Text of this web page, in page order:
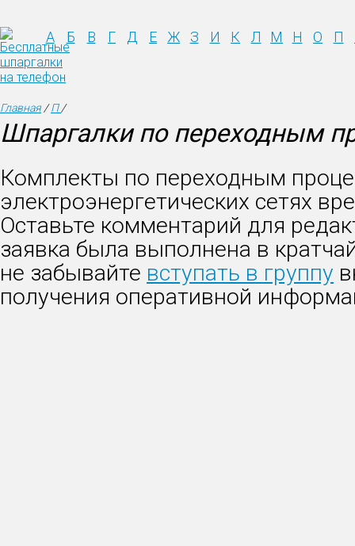
А Б В Г Д Е Ж З И К Л М Н О П
Главная/П/
Шпаргалки по переходным
Комплекты по переходным
электроэнергетических сетях
Оставьте комментарий для
заявка была выполнена в
не забывайте вступать в группу
получения оперативной